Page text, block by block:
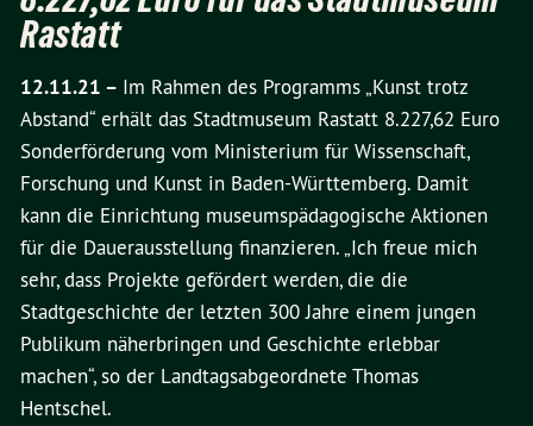
Rastatt
12.11.21 – Im Rahmen des Programms „Kunst trotz
Abstand“ erhält das Stadtmuseum Rastatt 8.227,62 Euro
Sonderförderung vom Ministerium für Wissenschaft,
Forschung und Kunst in Baden-Württemberg. Damit
kann die Einrichtung museumspädagogische Aktionen
für die Dauerausstellung finanzieren. „Ich freue mich
sehr, dass Projekte gefördert werden, die die
Stadtgeschichte der letzten 300 Jahre einem jungen
Publikum näherbringen und Geschichte erlebbar
machen“, so der Landtagsabgeordnete Thomas
Hentschel.